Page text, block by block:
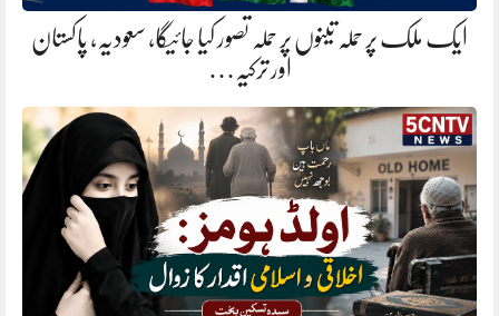
ایک ملک پر حملہ تینوں پر حملہ تصور کیا جائیگا، سعودیہ، پاکستان
اور ترکیہ…